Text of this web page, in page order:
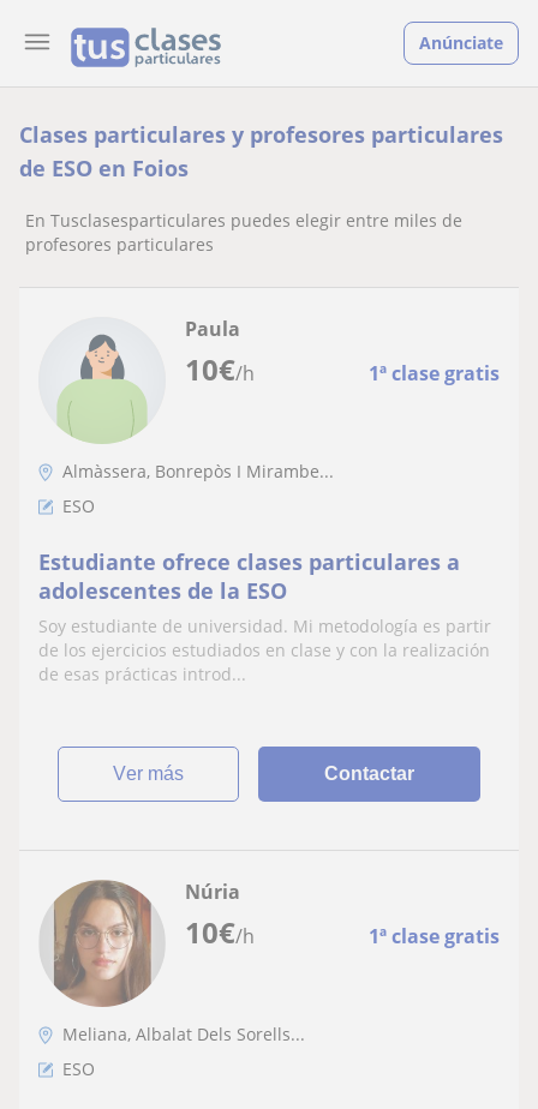
Anúnciate
Clases particulares y profesores particulares
de ESO en Foios
En Tusclasesparticulares puedes elegir entre miles de
profesores particulares
10€/h 1ª clase gratis
Paula
Almàssera, Bonrepòs I Mirambe...
ESO
Estudiante ofrece clases particulares a
adolescentes de la ESO
Soy estudiante de universidad. Mi metodología es partir
de los ejercicios estudiados en clase y con la realización
de esas prácticas introd...
ver más Contactar
10€/h 1ª clase gratis
Núria
Meliana, Albalat Dels Sorells...
ESO